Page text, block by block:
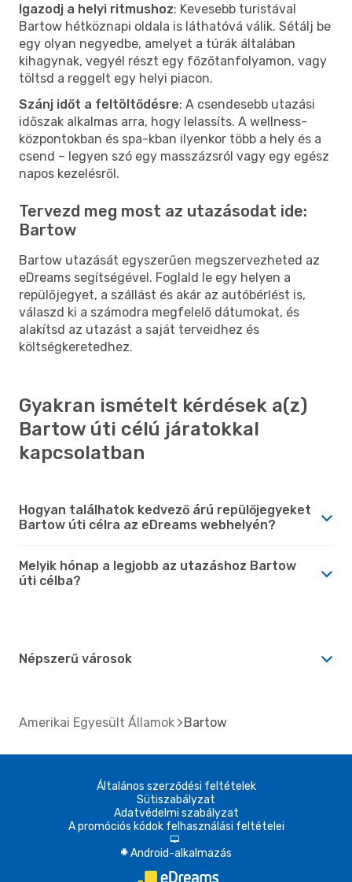
Igazodj a helyi ritmushoz: Kevesebb turistával
Bartow hétköznapi oldala is láthatóvá válik. Sétálj be
egy olyan negyedbe, amelyet a túrák általában
kihagynak, vegyél részt egy főzőtanfolyamon, vagy
töltsd a reggelt egy helyi piacon.
Szánj időt a feltöltődésre: A csendesebb utazási
időszak alkalmas arra, hogy lelassíts. A wellness-
központokban és spa-kban ilyenkor több a hely és a
csend – legyen szó egy masszázsról vagy egy egész
napos kezelésről.
Tervezd meg most az utazásodat ide:
Bartow
Bartow utazását egyszerűen megszervezheted az
eDreams segítségével. Foglald le egy helyen a
repülőjegyet, a szállást és akár az autóbérlést is,
válaszd ki a számodra megfelelő dátumokat, és
alakítsd az utazást a saját terveidhez és
költségkeretedhez.
Gyakran ismételt kérdések a(z)
Bartow úti célú járatokkal
kapcsolatban
Hogyan találhatok kedvező árú repülőjegyeket
Bartow úti célra az eDreams webhelyén?
Melyik hónap a legjobb az utazáshoz Bartow
úti célba?
Népszerű városok
Amerikai Egyesült Államok Bartow
Általános szerződési feltételek
Sütiszabályzat
Adatvédelmi szabályzat
A promóciós kódok felhasználási feltételei
d
A Android-alkalmazás